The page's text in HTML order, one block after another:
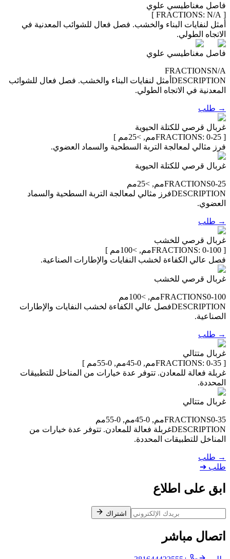
فاصل مغناطيسي علوي
[ FRACTIONS:
N/A
]
أمثل لنفايات البناء والخشب. فصل فعال للشوائب المعدنية في
الاتجاه الطولي.
فاصل مغناطيسي علوي
FRACTIONSN/A
DESCRIPTION أمثل لنفايات البناء والخشب. فصل فعال للشوائب
المعدنية في الاتجاه الطولي.
→ طلب
غربال قرصي للكتلة الحيوية
[ FRACTIONS: 0-25مم, >25مم
]
فرز مثالي لمعالجة التربة السطحية والسماد العضوي.
غربال قرصي للكتلة الحيوية
FRACTIONS0-25مم, >25مم
DESCRIPTIONفرز مثالي لمعالجة التربة السطحية والسماد
العضوي.
→ طلب
غربال قرصي للخشب
[ FRACTIONS: 0-100مم, >100مم
]
فصل عالي الكفاءة لخشب النفايات والإطارات الصناعية.
غربال قرصي للخشب
FRACTIONS0-100مم, >100مم
DESCRIPTIONفصل عالي الكفاءة لخشب النفايات والإطارات
الصناعية.
→ طلب
غربال متتالي
[ FRACTIONS: 0-35مم, 0-45مم, 0-55مم
]
غربلة فعالة للمعادن. تتوفر عدة خيارات من المناخل للتطبيقات
المحددة.
غربال متتالي
FRACTIONS0-35مم, 0-45مم, 0-55مم
DESCRIPTIONغربلة فعالة للمعادن. تتوفر عدة خيارات من
المناخل للتطبيقات المحددة.
→ طلب
طلب ➔
ابق على اطلاع
اشتراك
اتصال مباشر